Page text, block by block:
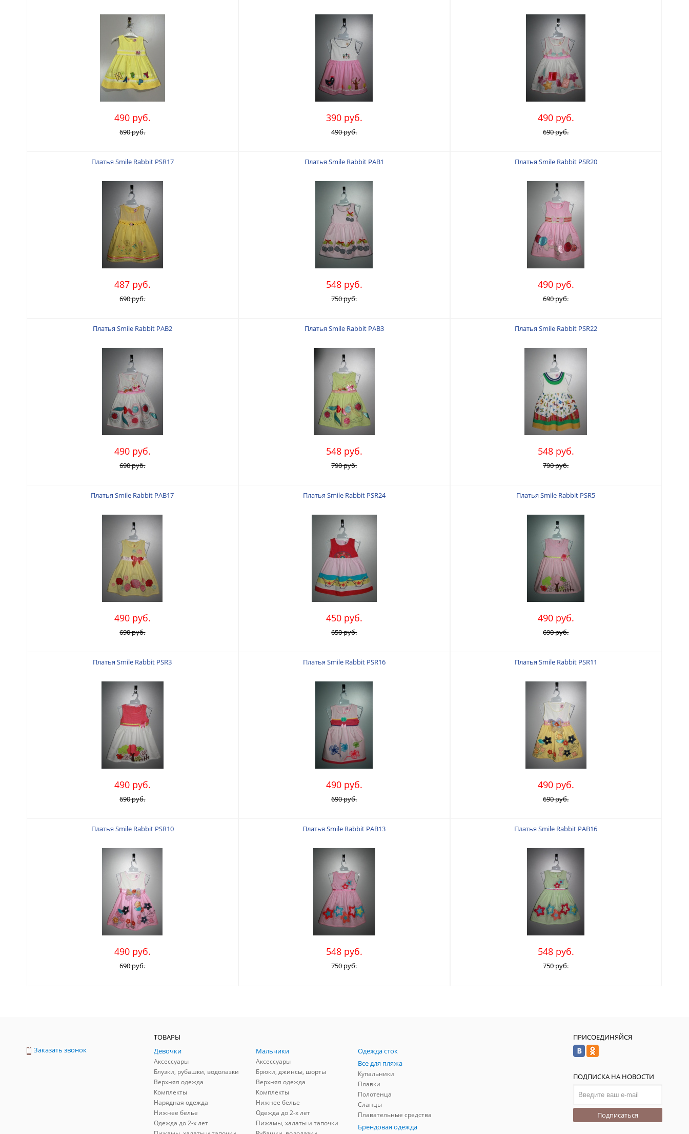
490 руб.
690 руб.
390 руб.
490 руб.
490 руб.
690 руб.
Платья Smile Rabbit PSR17
487 руб.
690 руб.
Платья Smile Rabbit PAB1
548 руб.
750 руб.
Платья Smile Rabbit PSR20
490 руб.
690 руб.
Платья Smile Rabbit PAB2
490 руб.
690 руб.
Платья Smile Rabbit PAB3
548 руб.
790 руб.
Платья Smile Rabbit PSR22
548 руб.
790 руб.
Платья Smile Rabbit PAB17
490 руб.
690 руб.
Платья Smile Rabbit PSR24
450 руб.
650 руб.
Платья Smile Rabbit PSR5
490 руб.
690 руб.
Платья Smile Rabbit PSR3
490 руб.
690 руб.
Платья Smile Rabbit PSR16
490 руб.
690 руб.
Платья Smile Rabbit PSR11
490 руб.
690 руб.
Платья Smile Rabbit PSR10
490 руб.
690 руб.
Платья Smile Rabbit PAB13
548 руб.
750 руб.
Платья Smile Rabbit PAB16
548 руб.
750 руб.
Заказать звонок
ТОВАРЫ
Девочки
Аксессуары
Блузки, рубашки, водолазки
Верхняя одежда
Комплекты
Нарядная одежда
Нижнее белье
Одежда до 2-х лет
Мальчики
Аксессуары
Брюки, джинсы, шорты
Верхняя одежда
Комплекты
Нижнее белье
Одежда до 2-х лет
Пижамы, халаты и тапочки
Одежда сток
Все для пляжа
Купальники
Плавки
Полотенца
Сланцы
Плавательные средства
Брендовая одежда
ПРИСОЕДИНЯЙСЯ
ПОДПИСКА НА НОВОСТИ
Подписаться